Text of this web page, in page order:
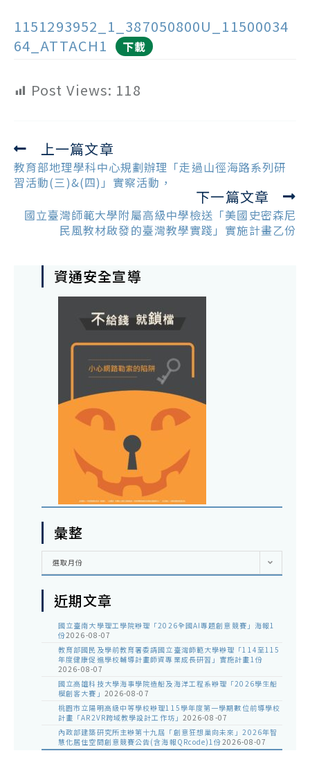
1151293952_1_387050800U_11500034
64_ATTACH1
下載
Post Views: 118
Read
more
articles
上一篇文章
教育部地理學科中心規劃辦理「走過山徑海路系列研
習活動(三)&(四)」實察活動，
下一篇文章
國立臺灣師範大學附屬高級中學檢送「美國史密森尼
民風教材啟發的臺灣教學實踐」實施計畫乙份
資通安全宣導
彙整
彙
選取月份
近期文章
國立臺南大學理工學院辦理「2026全國AI專題創意競賽」海報1
份2026-08-07
教育部國民及學前教育署委請國立臺灣師範大學辦理「114至115
年度健康促進學校輔導計畫師資專業成長研習」實施計畫1份
2026-08-07
國立高雄科技大學海事學院造船及海洋工程系辦理「2026學生船
模創客大賽」 2026-08-07
桃園市立陽明高級中等學校辦理115學年度第一學期數位前導學校
計畫「AR2VR跨域教學設計工作坊」 2026-08-07
內政部建築研究所主辦第十九屆「創意狂想巢向未來」2026年智
慧化居住空間創意競賽公告(含海報QRcode)1份2026-08-07